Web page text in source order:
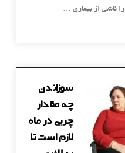
ناشی از بیماری …
سوزاندن
چه مقدار
چربی در ماه
لازم است تا